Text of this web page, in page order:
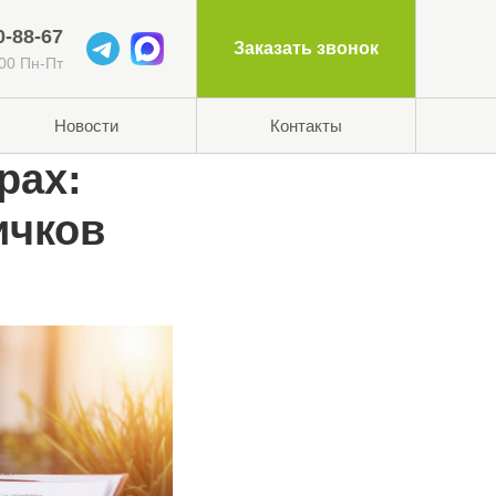
Заказать звонок
Контакты
Новости
Пн-Пт
88-67